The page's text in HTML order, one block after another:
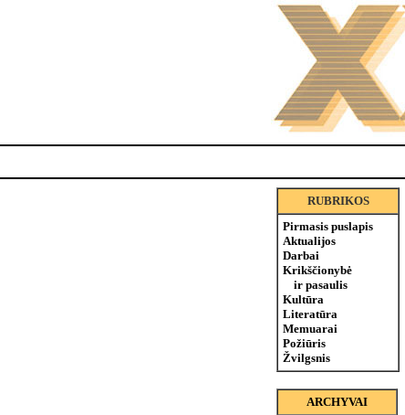
RUBRIKOS
Pirmasis puslapis
Aktualijos
Darbai
Krikščionybė
ir pasaulis
Kultūra
Literatūra
Memuarai
Požiūris
Žvilgsnis
ARCHYVAI